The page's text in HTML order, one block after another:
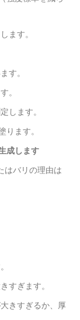
ます。
す。
。
します。
ります。
成します
はバリの理由は
すぎます。
きすぎるか、厚